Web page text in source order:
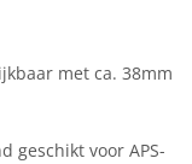
met ca. 38mm
geschikt voor APS-